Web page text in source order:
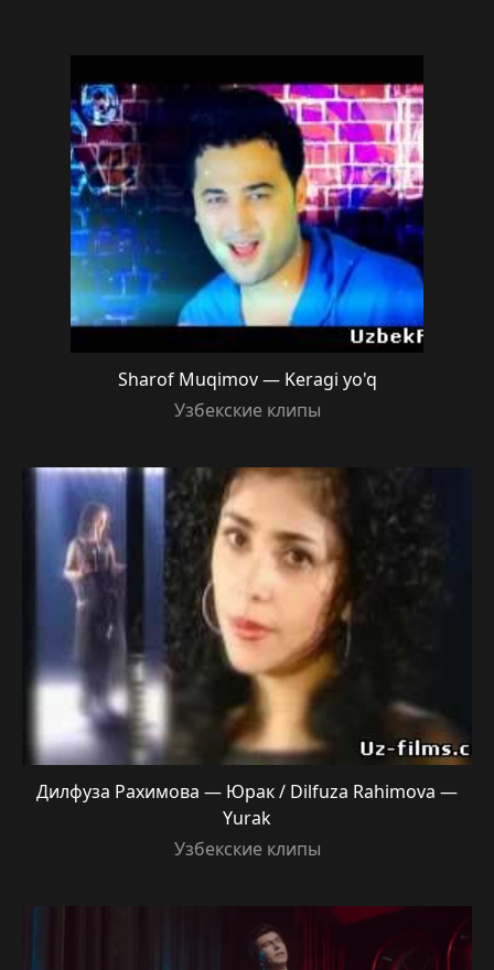
Sharof Muqimov — Keragi yo'q
Узбекские клипы
Дилфуза Рахимова — Юрак / Dilfuza Rahimova —
Yurak
Узбекские клипы